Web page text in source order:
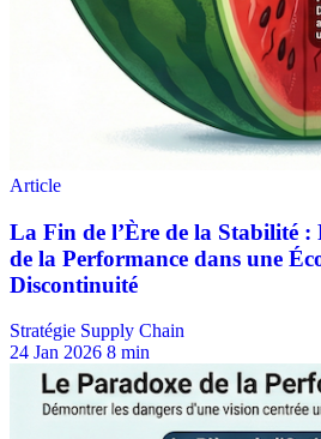
Stratégie Supply Chain
24 Jan 2026 8 min